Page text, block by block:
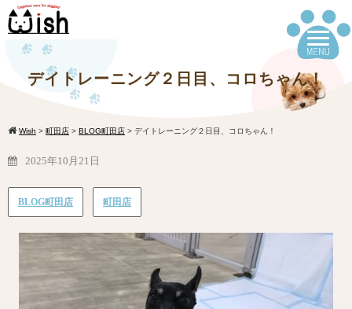
デイトレーニング２日目、コロちゃん！
Wish > 町田店 > BLOG町田店 > デイトレーニング２日目、コロちゃん！
2025年10月21日
BLOG町田店 町田店